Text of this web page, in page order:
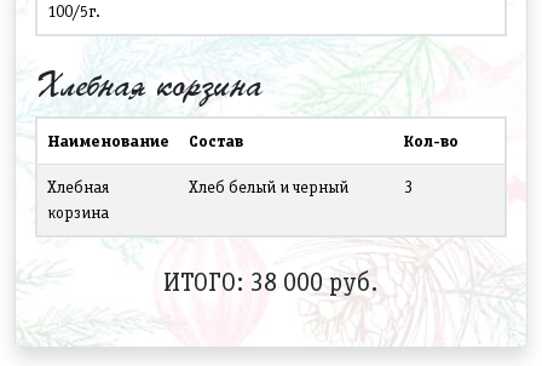
100/5г.
Хлебная корзина
Наименование Состав Кол-во
Хлебная
корзина
Хлеб белый и черный 3
ИТОГО: 38 000 руб.